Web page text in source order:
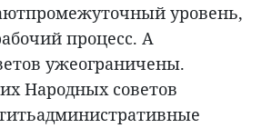
уровень,
процесс. А
ужеограничены.
Народных советов